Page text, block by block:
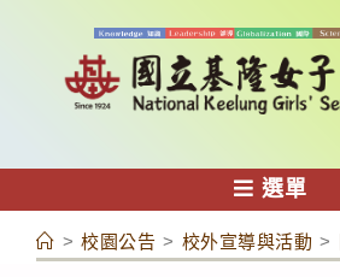
容
選單
> 校園公告 > 校外宣導與活動 >